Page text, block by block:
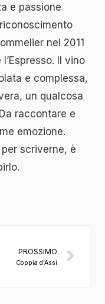
e passione
nel 2011
Il vino
e complessa,
un qualcosa
raccontare e
emozione.
scriverne, è
PROSSIMO
Coppia d’Assi